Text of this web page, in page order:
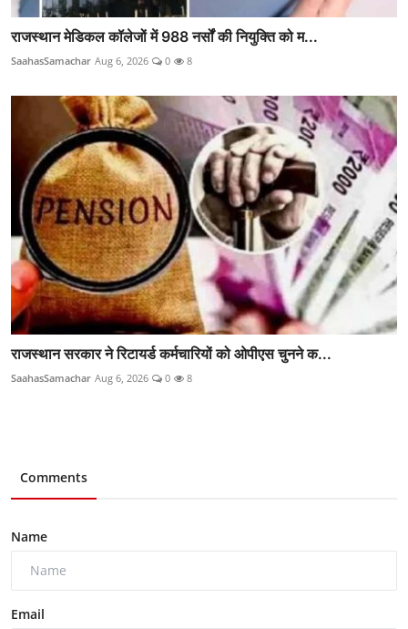
राजस्थान मेडिकल कॉलेजों में 988 नर्सों की नियुक्ति को म...
SaahasSamachar Aug 6, 2026 0 8
राजस्थान सरकार ने रिटायर्ड कर्मचारियों को ओपीएस चुनने क...
SaahasSamachar Aug 6, 2026 0 8
Comments
Name
Email